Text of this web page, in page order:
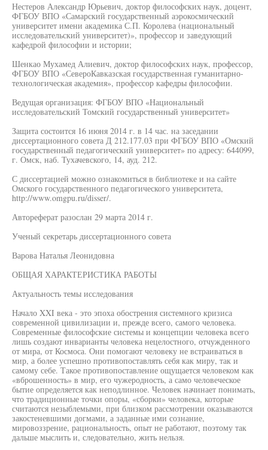
Нестеров Александр Юрьевич, доктор философских наук, доцент,
ФГБОУ ВПО «Самарский государственный аэрокосмический
университет имени академика С.П. Королева (национальный
исследовательский университет)», профессор и заведующий
кафедрой философии и истории;
Шенкао Мухамед Алиевич, доктор философских наук, профессор,
ФГБОУ ВПО «СевероКавказская государственная гуманитарно-
технологическая академия», профессор кафедры философии.
Ведущая организация: ФГБОУ ВПО «Национальный
исследовательский Томский государственный университет»
Защита состоится 16 июня 2014 г. в 14 час. на заседании
диссертационного совета Д 212.177.03 при ФГБОУ ВПО «Омский
государственный педагогический университет» по адресу: 644099,
г. Омск, наб. Тухачевского, 14, ауд. 212.
С диссертацией можно ознакомиться в библиотеке и на сайте
Омского государственного педагогического университета,
http://www.omgpu.ru/disser/.
Автореферат разослан 29 марта 2014 г.
Ученый секретарь диссертационного совета
Варова Наталья Леонидовна
ОБЩАЯ ХАРАКТЕРИСТИКА РАБОТЫ
Актуальность темы исследования
Начало XXI века - это эпоха обострения системного кризиса
современной цивилизации и, прежде всего, самого человека.
Современные философские системы и концепции человека всего
лишь создают инварианты человека нецелостного, отчужденного
от мира, от Космоса. Они помогают человеку не встраиваться в
мир, а более успешно противопоставлять себя как миру, так и
самому себе. Такое противопоставление ощущается человеком как
«вброшенность» в мир, его чужеродность, а само человеческое
бытие определяется как неподлинное. Человек начинает понимать,
что традиционные точки опоры, «сборки» человека, которые
считаются незыблемыми, при близком рассмотрении оказываются
закостеневшими догмами, а заданные ими сознание,
мировоззрение, рациональность, опыт не работают, поэтому так
дальше мыслить и, следовательно, жить нельзя.